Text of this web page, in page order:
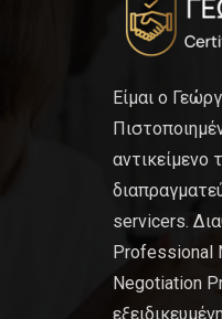
Είμαι ο
αντικείμενο
servicers.
Professional
Negotiation